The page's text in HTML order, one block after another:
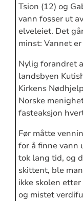
Tsion (12) og
vann fosser ut
elveleiet. Det
minst: Vannet
Nylig forandret
landsbyen
Kirkens
Norske
fasteaksjon
Før måtte
for å finne vann
tok lang tid, og
skittent, ble
ikke skolen
og mistet